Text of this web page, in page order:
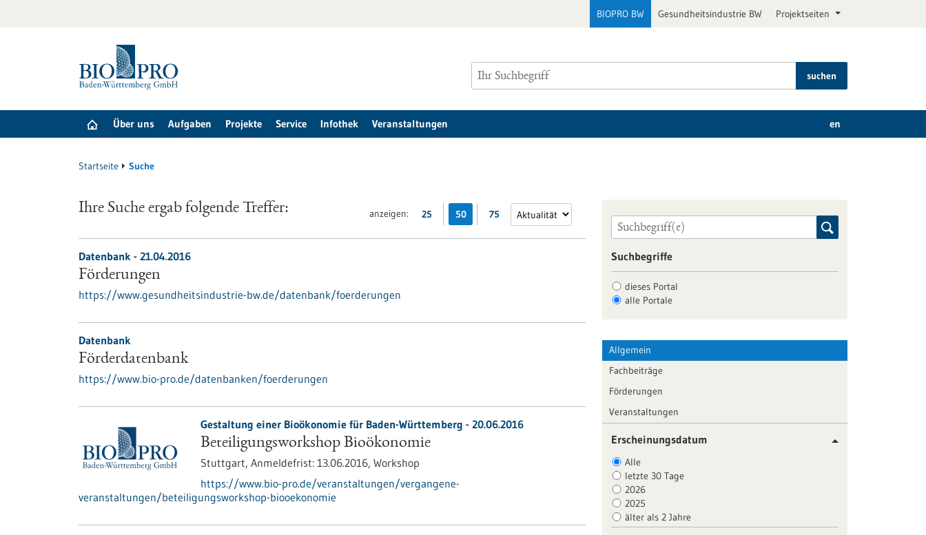
BIOPRO BW Gesundheitsindustrie BW Projektseiten
suchen
Über uns Aufgaben Projekte Service Infothek Veranstaltungen en
Startseite Suche
anzeigen: 25 50 75
Ihre Suche ergab folgende Treffer:
Datenbank - 21.04.2016
Förderungen
https://www.gesundheitsindustrie-bw.de/datenbank/foerderungen
Datenbank
Förderdatenbank
https://www.bio-pro.de/datenbanken/foerderungen
Gestaltung einer Bioökonomie für Baden-Württemberg - 20.06.2016
Beteiligungsworkshop Bioökonomie
Stuttgart, Anmeldefrist: 13.06.2016, Workshop
https://www.bio-pro.de/veranstaltungen/vergangene-
veranstaltungen/beteiligungsworkshop-biooekonomie
Suchbegriffe
dieses Portal
alle Portale
Allgemein
Fachbeiträge
Förderungen
Veranstaltungen
Erscheinungsdatum
Alle
letzte 30 Tage
2026
2025
älter als 2 Jahre